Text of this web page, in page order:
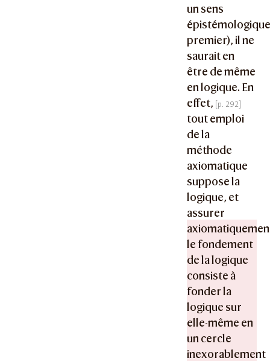
un sens
premier), il ne
saurait en
être de même
en logique. En
effet,
tout emploi
de la
méthode
axiomatique
suppose la
logique, et
assurer
le fondement
de la logique
consiste à
fonder la
logique sur
elle-même en
un cercle
inexorablement